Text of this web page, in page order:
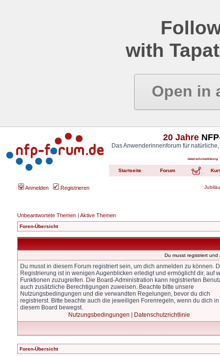
with
Open in
20 Jahre
Das Anwenderinnenforum für
Datenschutzerklärung
Startseite Forum
Anmelden Registrieren
Unbeantwortete Themen | Aktive Themen
Foren-Übersicht
Du musst registriert
Du musst in diesem Forum registriert sein, um dich anmelden zu können.
Registrierung ist in wenigen Augenblicken erledigt und ermöglicht dir, auf
Funktionen zuzugreifen. Die Board-Administration kann registrierten
auch zusätzliche Berechtigungen zuweisen. Beachte bitte unsere
Nutzungsbedingungen und die verwandten Regelungen, bevor du dich
registrierst. Bitte beachte auch die jeweiligen Forenregeln, wenn du dich in
diesem Board bewegst.
Nutzungsbedingungen
Datenschutzrichtlinie
Foren-Übersicht